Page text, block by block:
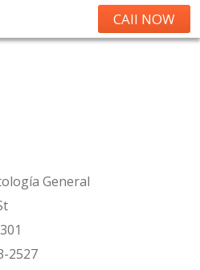
CAll NOW
General
2527